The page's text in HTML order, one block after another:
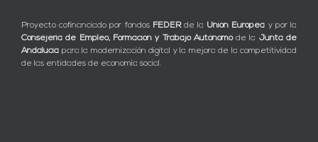
Proyecto cofinanciado por fondos FEDERde la Unión Europea y por la
Consejería de Empleo, Formación y Trabajo Autónomode la Junta de
Andalucía para la modernización digital y la mejora de la competitividad
de las entidades de economía social.